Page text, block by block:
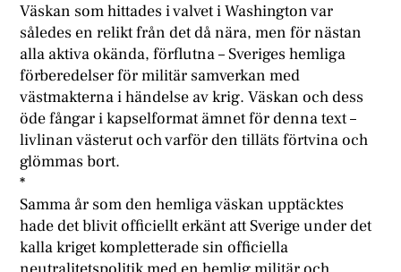
Väskan som hittades i valvet i Washington var
således en relikt från det då nära, men för nästan
alla aktiva okända, förflutna – Sveriges hemliga
förberedelser för militär samverkan med
västmakterna i händelse av krig. Väskan och dess
öde fångar i kapselformat ämnet för denna text –
livlinan västerut och varför den tilläts förtvina och
glömmas bort.
*
Samma år som den hemliga väskan upptäcktes
hade det blivit officiellt erkänt att Sverige under det
kalla kriget kompletterade sin officiella